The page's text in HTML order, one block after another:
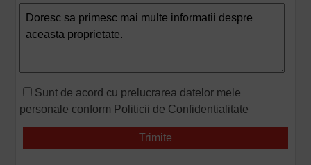
Sunt de acord cu prelucrarea datelor mele
personale conform Politicii de Confidentialitate